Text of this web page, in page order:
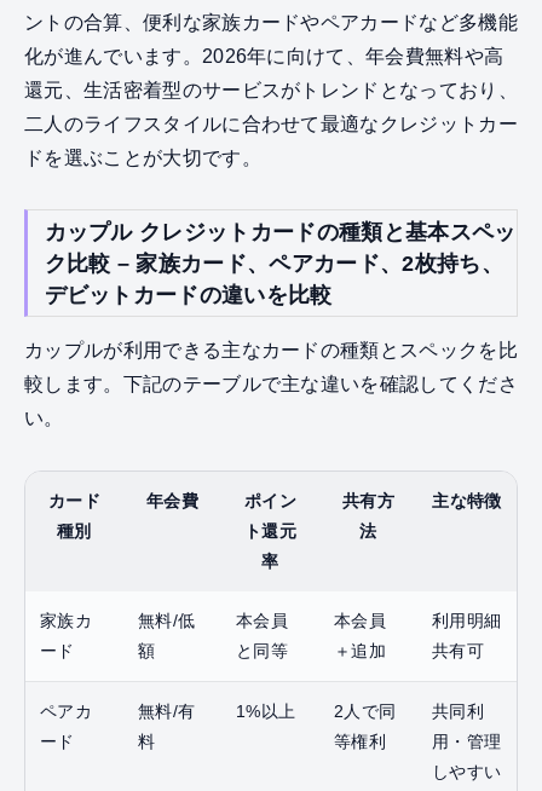
ントの合算、便利な家族カードやペアカードなど多機能
化が進んでいます。2026年に向けて、年会費無料や高
還元、生活密着型のサービスがトレンドとなっており、
二人のライフスタイルに合わせて最適なクレジットカー
ドを選ぶことが大切です。
カップル クレジットカードの種類と基本スペッ
ク比較 – 家族カード、ペアカード、2枚持ち、
デビットカードの違いを比較
カップルが利用できる主なカードの種類とスペックを比
較します。下記のテーブルで主な違いを確認してくださ
い。
カード
種別
年会費
ポイン
ト還元
率
共有方
法
主な特徴
家族カ
ード
無料/低
額
本会員
と同等
本会員
＋追加
利用明細
共有可
ペアカ
ード
無料/有
料
1%以上
2人で同
等権利
共同利
用・管理
しやすい